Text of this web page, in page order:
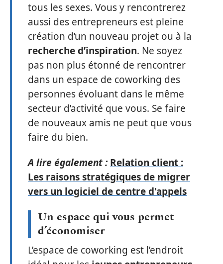
tous les sexes. Vous y rencontrerez
aussi des entrepreneurs est pleine
création d’un nouveau projet ou à la
recherche d’inspiration. Ne soyez
pas non plus étonné de rencontrer
dans un espace de coworking des
personnes évoluant dans le même
secteur d’activité que vous. Se faire
de nouveaux amis ne peut que vous
faire du bien.
A lire également : Relation client :
Les raisons stratégiques de migrer
vers un logiciel de centre d'appels
Un espace qui vous permet
d’économiser
L’espace de coworking est l’endroit